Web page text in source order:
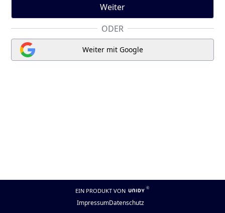
ODER
Weiter mit Google
EIN PRODUKT VON
ImpressumDatenschutz